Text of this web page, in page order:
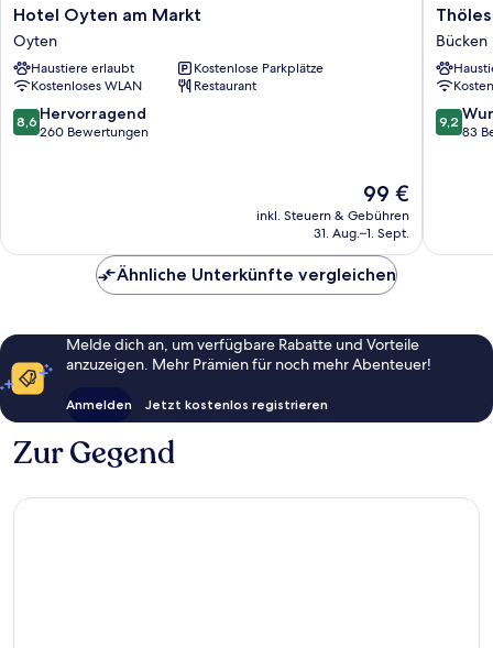
Hotel
Oyten
am
Markt
Oyten
Hotel Oyten am Markt
Oyten
Haustiere erlaubt
Kostenlose Parkplätze
Kostenloses WLAN
Restaurant
8.6
von
8,6 Hervorragend
260 Bewertungen
Der
Preis
beträgt
99 €
inkl. Steuern & Gebühren
31. Aug.–1. Sept.
Thöles
Hotel
Bücken
Bücken
Bücken
9.2
von
9,2
83
Ähnliche Unterkünfte vergleichen
Melde dich an, um verfügbare Rabatte und Vorteile
anzuzeigen. Mehr Prämien für noch mehr Abenteuer!
Anmelden Jetzt kostenlos registrieren
Zur Gegend